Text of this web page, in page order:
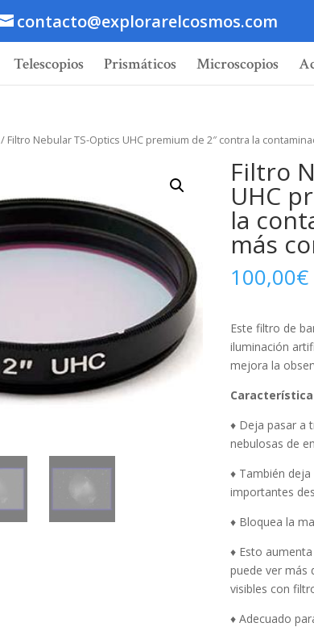
contacto@explorarelcosmos.com
Telescopios Prismáticos Microscopios
/ Filtro Nebular TS-Optics UHC premium de 2″ contra la
Filtro
UHC
la
más
100,00€
Este filtro de
iluminación
mejora la
♦ Deja pasar a
nebulosas de
♦ También
importantes
♦ Bloquea la
♦ Esto
puede ver más
visibles con
♦ Adecuado